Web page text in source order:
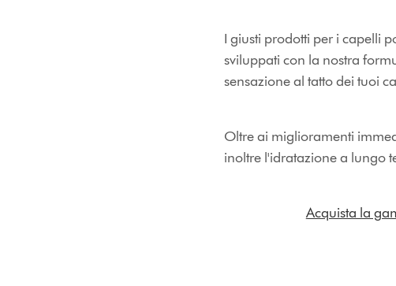
I giusti prodotti per i capelli
sviluppati con la nostra
sensazione al tatto dei tuoi
Oltre ai miglioramenti
inoltre l'idratazione a lungo
Acquista la